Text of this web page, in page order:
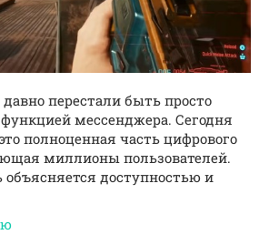
перестали быть просто
мессенджера. Сегодня
полноценная часть цифрового
миллионы пользователей.
доступностью и